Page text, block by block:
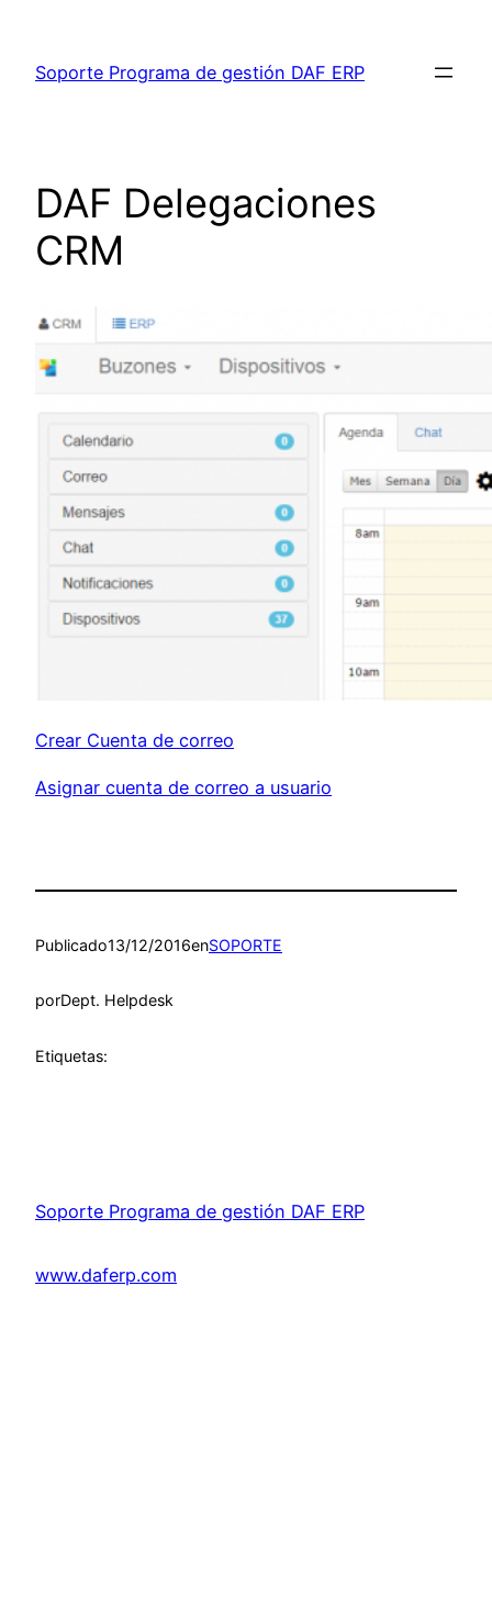
contenido
Soporte Programa de gestión DAF ERP
DAF Delegaciones
CRM
Crear Cuenta de correo
Asignar cuenta de correo a usuario
Publicado13/12/2016enSOPORTE
porDept. Helpdesk
Etiquetas:
Soporte Programa de gestión DAF ERP
www.daferp.com